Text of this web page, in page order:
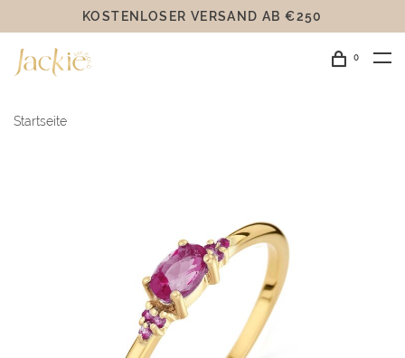
KOSTENLOSER VERSAND AB €250
0
Startseite